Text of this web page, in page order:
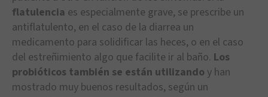
flatulencia es especialmente grave, se prescribe un
antiflatulento, en el caso de la diarrea un
medicamento para solidificar las heces, o en el caso
del estreñimiento algo que facilite ir al baño. Los
probióticos también se están utilizando y han
mostrado muy buenos resultados, según un